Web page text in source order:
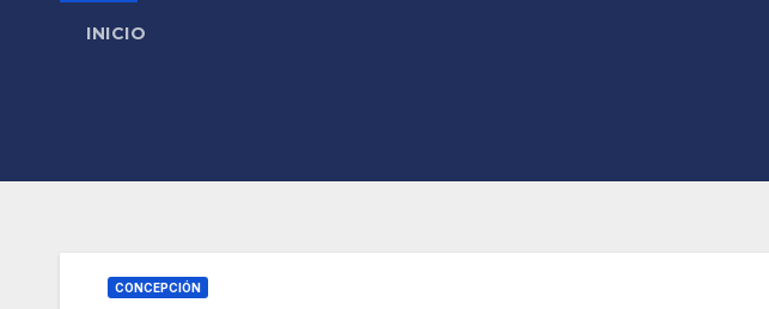
INICIO
CONCEPCIÓN